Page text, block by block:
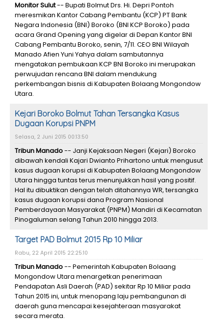
Monitor Sulut-- Bupati Bolmut Drs. Hi. Depri Pontoh
meresmikan Kantor Cabang Pembantu (KCP) PT Bank
Negara Indonesia (BNI) Boroko (BNI KCP Boroko) pada
acara Grand Opening yang digelar di Depan Kantor BNI
Cabang Pembantu Boroko, senin, 7/11. CEO BNI Wilayah
Manado Afien Yuni Yahya dalam sambutannya
mengatakan pembukaan KCP BNI Boroko ini merupakan
perwujudan rencana BNI dalam mendukung
perkembangan bisnis di Kabupaten Bolaang Mongondow
Utara.
Kejari Boroko Bolmut Tahan Tersangka Kasus
Dugaan Korupsi PNPM
Selasa, 2 Juni 2015 00:13:50
Tribun Manado-- Janji Kejaksaan Negeri (Kejari) Boroko
dibawah kendali Kajari Dwianto Prihartono untuk mengusut
kasus dugaan korupsi di Kabupaten Bolaang Mongondow
Utara hingga tuntas terus menunjukkan hasil yang positif.
Hal itu dibuktikan dengan telah ditahannya WR, tersangka
kasus dugaan korupsi dana Program Nasional
Pemberdayaan Masyarakat (PNPM) Mandiri di Kecamatan
Pinogaluman selang Tahun 2010 hingga 2013.
Target PAD Bolmut 2015 Rp 10 Miliar
Rabu, 22 April 2015 22:25:10
Tribun Manado-- Pemerintah Kabupaten Bolaang
Mongondow Utara menargetkan penerimaan
Pendapatan Asli Daerah (PAD) sekitar Rp 10 Miliar pada
Tahun 2015 ini, untuk menopang laju pembangunan di
daerah guna mencapai kesejahteraan masyarakat
secara merata.